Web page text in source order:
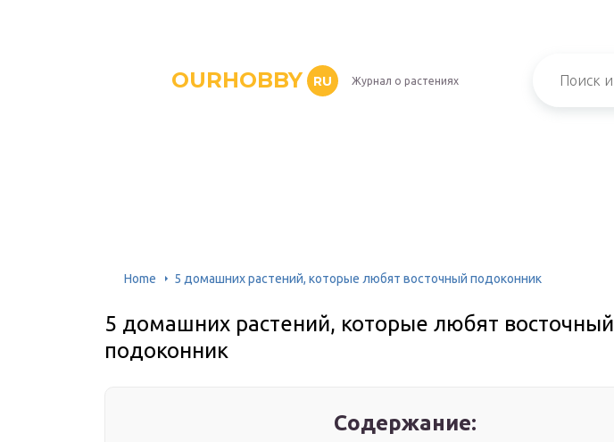
OURHOBBY RU Журнал о растениях
Home 5 домашних растений, которые любят восточный подоконник
5 домашних растений, которые любят восточный
подоконник
Содержание: